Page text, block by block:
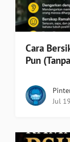
Cara
Pun
Jul